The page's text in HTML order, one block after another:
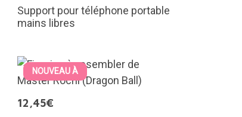
Support pour téléphone portable
mains libres
NOUVEAU À
12,45€